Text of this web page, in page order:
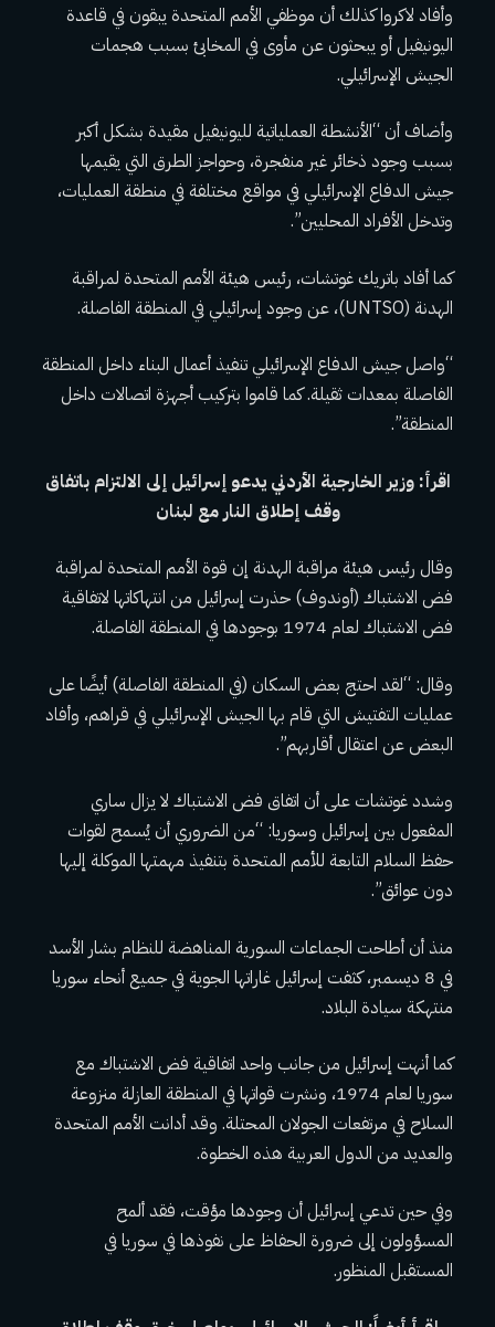
وأفاد لاكروا كذلك أن موظفي الأمم المتحدة يبقون في قاعدة
اليونيفيل أو يبحثون عن مأوى في المخابئ بسبب هجمات
الجيش الإسرائيلي.
وأضاف أن “الأنشطة العملياتية لليونيفيل مقيدة بشكل أكبر
بسبب وجود ذخائر غير منفجرة، وحواجز الطرق التي يقيمها
جيش الدفاع الإسرائيلي في مواقع مختلفة في منطقة العمليات،
وتدخل الأفراد المحليين”.
كما أفاد باتريك غوتشات، رئيس هيئة الأمم المتحدة لمراقبة
الهدنة (UNTSO)، عن وجود إسرائيلي في المنطقة الفاصلة.
“واصل جيش الدفاع الإسرائيلي تنفيذ أعمال البناء داخل المنطقة
الفاصلة بمعدات ثقيلة. كما قاموا بتركيب أجهزة اتصالات داخل
المنطقة”.
اقرأ: وزير الخارجية الأردني يدعو إسرائيل إلى الالتزام باتفاق
وقف إطلاق النار مع لبنان
وقال رئيس هيئة مراقبة الهدنة إن قوة الأمم المتحدة لمراقبة
فض الاشتباك (أوندوف) حذرت إسرائيل من انتهاكاتها لاتفاقية
فض الاشتباك لعام 1974 بوجودها في المنطقة الفاصلة.
وقال: “لقد احتج بعض السكان (في المنطقة الفاصلة) أيضًا على
عمليات التفتيش التي قام بها الجيش الإسرائيلي في قراهم، وأفاد
البعض عن اعتقال أقاربهم”.
وشدد غوتشات على أن اتفاق فض الاشتباك لا يزال ساري
المفعول بين إسرائيل وسوريا: “من الضروري أن يُسمح لقوات
حفظ السلام التابعة للأمم المتحدة بتنفيذ مهمتها الموكلة إليها
دون عوائق”.
منذ أن أطاحت الجماعات السورية المناهضة للنظام بشار الأسد
في 8 ديسمبر، كثفت إسرائيل غاراتها الجوية في جميع أنحاء سوريا
منتهكة سيادة البلاد.
كما أنهت إسرائيل من جانب واحد اتفاقية فض الاشتباك مع
سوريا لعام 1974، ونشرت قواتها في المنطقة العازلة منزوعة
السلاح في مرتفعات الجولان المحتلة. وقد أدانت الأمم المتحدة
والعديد من الدول العربية هذه الخطوة.
وفي حين تدعي إسرائيل أن وجودها مؤقت، فقد ألمح
المسؤولون إلى ضرورة الحفاظ على نفوذها في سوريا في
المستقبل المنظور.